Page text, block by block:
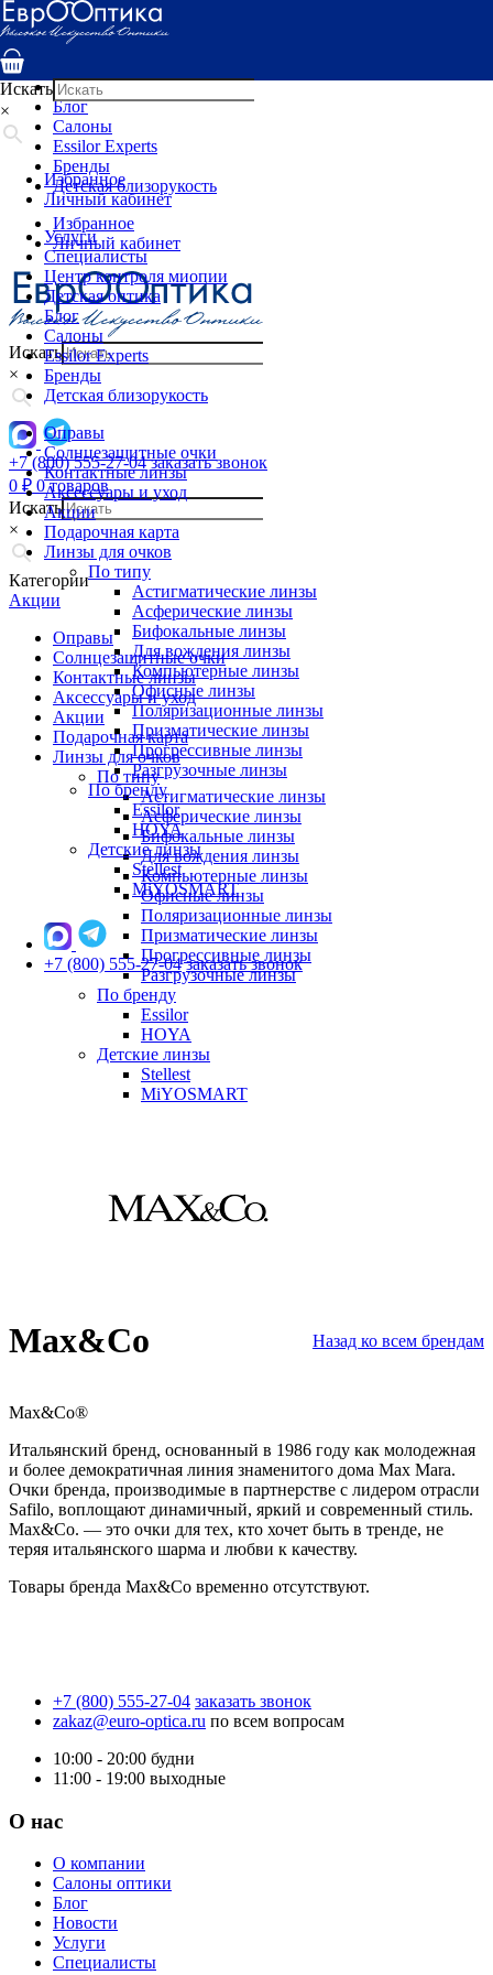
Услуги
Специалисты
Детская оптика
Блог
Салоны
Essilor Experts
Бренды
Детская близорукость
Избранное
Личный кабинет
Искать
×
+7 (800) 555-27-04 заказать звонок
0 ₽ 0 товаров
Искать
×
Категории
Акции
Оправы
Солнцезащитные очки
Контактные линзы
Аксессуары и уход
Акции
Подарочная карта
Линзы для очков
По типу
Астигматические линзы
Асферические линзы
Бифокальные линзы
Для вождения линзы
Компьютерные линзы
Офисные линзы
Поляризационные линзы
Призматические линзы
Прогрессивные линзы
Разгрузочные линзы
По бренду
Essilor
HOYA
Детские линзы
Stellest
MiYOSMART
Искать
×
Избранное
Личный кабинет
Услуги
Специалисты
Центр контроля миопии
Детская оптика
Блог
Салоны
Essilor Experts
Бренды
Детская близорукость
Оправы
Солнцезащитные очки
Контактные линзы
Аксессуары и уход
Акции
Подарочная карта
Линзы для очков
По типу
Астигматические линзы
Асферические линзы
Бифокальные линзы
Для вождения линзы
Компьютерные линзы
Офисные линзы
Поляризационные линзы
Призматические линзы
Прогрессивные линзы
Разгрузочные линзы
По бренду
Essilor
HOYA
Детские линзы
Stellest
MiYOSMART
+7 (800) 555-27-04 заказать звонок
Max&Co Назад ко всем брендам
Max&Co®
Итальянский бренд, основанный в 1986 году как молодежная
и более демократичная линия знаменитого дома Max Mara.
Очки бренда, производимые в партнерстве с лидером отрасли
Safilo, воплощают динамичный, яркий и современный стиль.
Max&Co. — это очки для тех, кто хочет быть в тренде, не
теряя итальянского шарма и любви к качеству.
Товары бренда Max&Co временно отсутствуют.
+7 (800) 555-27-04 заказать звонок
zakaz@euro-optica.ru по всем вопросам
10:00 - 20:00 будни
11:00 - 19:00 выходные
О нас
О компании
Салоны оптики
Блог
Новости
Услуги
Специалисты